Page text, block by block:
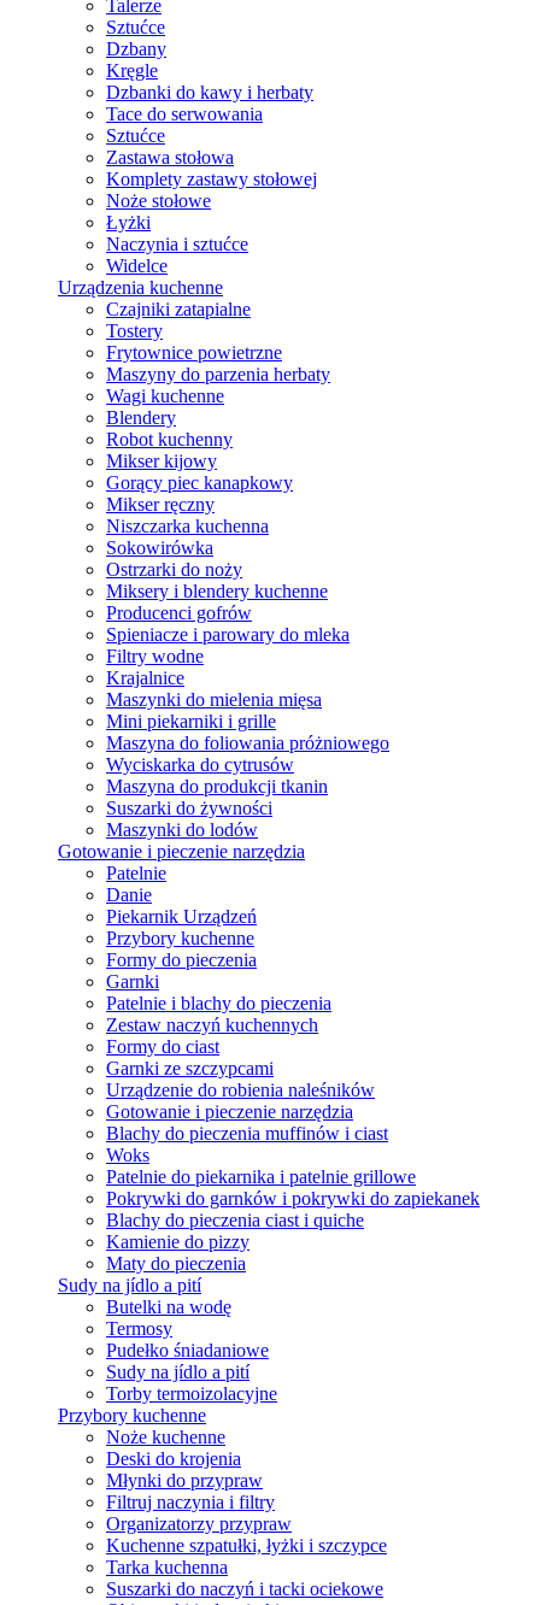
Talerze
Sztućce
Dzbany
Kręgle
Dzbanki do kawy i herbaty
Tace do serwowania
Sztućce
Zastawa stołowa
Komplety zastawy stołowej
Noże stołowe
Łyżki
Naczynia i sztućce
Widelce
Urządzenia kuchenne
Czajniki zatapialne
Tostery
Frytownice powietrzne
Maszyny do parzenia herbaty
Wagi kuchenne
Blendery
Robot kuchenny
Mikser kijowy
Gorący piec kanapkowy
Mikser ręczny
Niszczarka kuchenna
Sokowirówka
Ostrzarki do noży
Miksery i blendery kuchenne
Producenci gofrów
Spieniacze i parowary do mleka
Filtry wodne
Krajalnice
Maszynki do mielenia mięsa
Mini piekarniki i grille
Maszyna do foliowania próżniowego
Wyciskarka do cytrusów
Maszyna do produkcji tkanin
Suszarki do żywności
Maszynki do lodów
Gotowanie i pieczenie narzędzia
Patelnie
Danie
Piekarnik Urządzeń
Przybory kuchenne
Formy do pieczenia
Garnki
Patelnie i blachy do pieczenia
Zestaw naczyń kuchennych
Formy do ciast
Garnki ze szczypcami
Urządzenie do robienia naleśników
Gotowanie i pieczenie narzędzia
Blachy do pieczenia muffinów i ciast
Woks
Patelnie do piekarnika i patelnie grillowe
Pokrywki do garnków i pokrywki do zapiekanek
Blachy do pieczenia ciast i quiche
Kamienie do pizzy
Maty do pieczenia
Sudy na jídlo a pití
Butelki na wodę
Termosy
Pudełko śniadaniowe
Sudy na jídlo a pití
Torby termoizolacyjne
Przybory kuchenne
Noże kuchenne
Deski do krojenia
Młynki do przypraw
Filtruj naczynia i filtry
Organizatorzy przypraw
Kuchenne szpatułki, łyżki i szczypce
Tarka kuchenna
Suszarki do naczyń i tacki ociekowe